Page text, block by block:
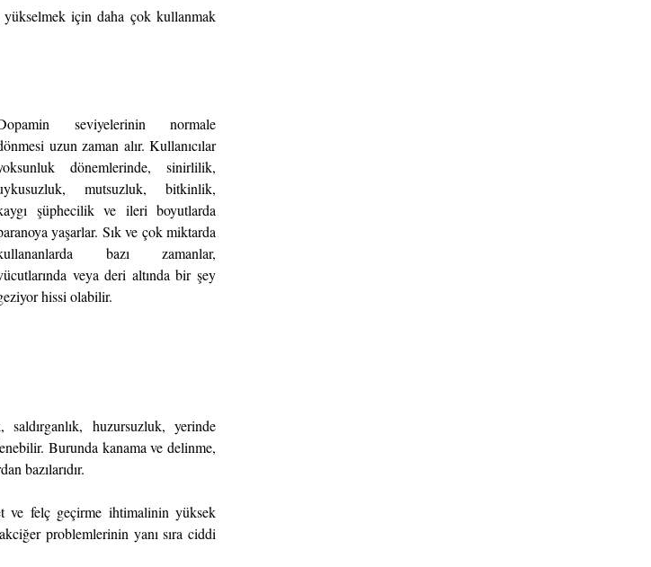
yükselmek için daha çok kullanmak
seviyelerinin normale
uzun zaman alır. Kullanıcılar
dönemlerinde, sinirlilik,
mutsuzluk, bitkinlik,
şüphecilik ve ileri boyutlarda
yaşarlar. Sık ve çok miktarda
bazı zamanlar,
veya deri altında bir şey
hissi olabilir.
huzursuzluk, yerinde
Burunda kanama ve delinme,
bazılarıdır.
ve felç geçirme ihtimalinin yüksek
problemlerinin yanı sıra ciddi